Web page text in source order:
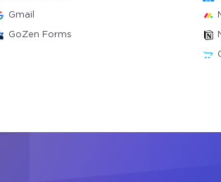
Gmail
GoZen Forms